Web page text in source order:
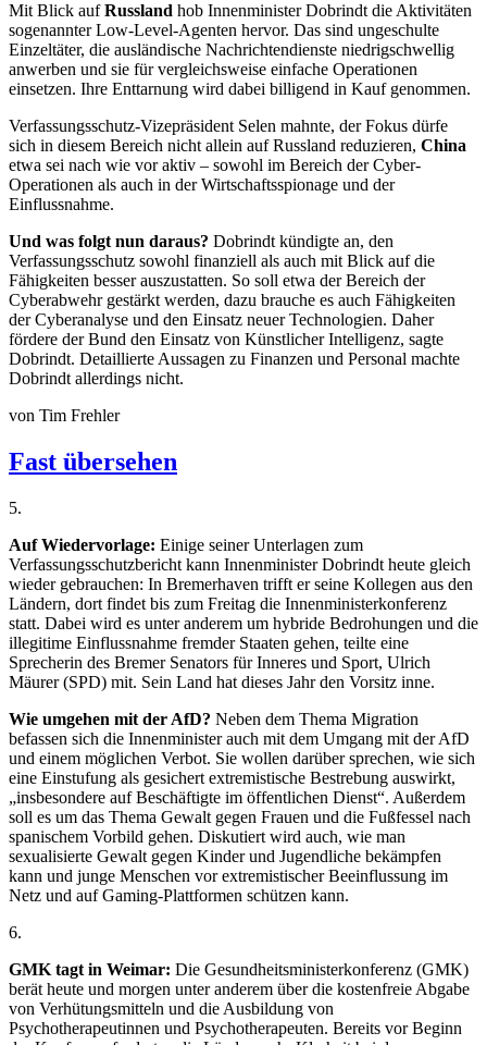
Mit Blick aufRussland hob Innenminister Dobrindt die Aktivitäten
sogenannter Low-Level-Agenten hervor. Das sind ungeschulte
Einzeltäter, die ausländische Nachrichtendienste niedrigschwellig
anwerben und sie für vergleichsweise einfache Operationen
einsetzen. Ihre Enttarnung wird dabei billigend in Kauf genommen.
Verfassungsschutz-Vizepräsident Selen mahnte, der Fokus dürfe
sich in diesem Bereich nicht allein auf Russland reduzieren, China
etwa sei nach wie vor aktiv – sowohl im Bereich der Cyber-
Operationen als auch in der Wirtschaftsspionage und der
Einflussnahme.
Und was folgt nun daraus? Dobrindt kündigte an, den
Verfassungsschutz sowohl finanziell als auch mit Blick auf die
Fähigkeiten besser auszustatten. So soll etwa der Bereich der
Cyberabwehr gestärkt werden, dazu brauche es auch Fähigkeiten
der Cyberanalyse und den Einsatz neuer Technologien. Daher
fördere der Bund den Einsatz von Künstlicher Intelligenz, sagte
Dobrindt. Detaillierte Aussagen zu Finanzen und Personal machte
Dobrindt allerdings nicht.
von Tim Frehler
Fast übersehen
5.
Auf Wiedervorlage: Einige seiner Unterlagen zum
Verfassungsschutzbericht kann Innenminister Dobrindt heute gleich
wieder gebrauchen: In Bremerhaven trifft er seine Kollegen aus den
Ländern, dort findet bis zum Freitag die Innenministerkonferenz
statt. Dabei wird es unter anderem um hybride Bedrohungen und die
illegitime Einflussnahme fremder Staaten gehen, teilte eine
Sprecherin des Bremer Senators für Inneres und Sport, Ulrich
Mäurer (SPD) mit. Sein Land hat dieses Jahr den Vorsitz inne.
Wie umgehen mit der AfD? Neben dem Thema Migration
befassen sich die Innenminister auch mit dem Umgang mit der AfD
und einem möglichen Verbot. Sie wollen darüber sprechen, wie sich
eine Einstufung als gesichert extremistische Bestrebung auswirkt,
„insbesondere auf Beschäftigte im öffentlichen Dienst“. Außerdem
soll es um das Thema Gewalt gegen Frauen und die Fußfessel nach
spanischem Vorbild gehen. Diskutiert wird auch, wie man
sexualisierte Gewalt gegen Kinder und Jugendliche bekämpfen
kann und junge Menschen vor extremistischer Beeinflussung im
Netz und auf Gaming-Plattformen schützen kann.
6.
GMK tagt in Weimar: Die Gesundheitsministerkonferenz (GMK)
berät heute und morgen unter anderem über die kostenfreie Abgabe
von Verhütungsmitteln und die Ausbildung von
Psychotherapeutinnen und Psychotherapeuten. Bereits vor Beginn